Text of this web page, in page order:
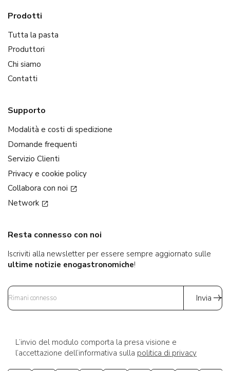
Prodotti
Tutta la pasta
Produttori
Chi siamo
Contatti
Supporto
Modalità e costi di spedizione
Domande frequenti
Servizio Clienti
Privacy e cookie policy
Collabora con noi
Network
Resta connesso con noi
Iscriviti alla newsletter per essere sempre aggiornato sulle
ultime notizie enogastronomiche!
Invia
L’invio del modulo comporta la presa visione e
l’accettazione dell’informativa sulla politica di privacy